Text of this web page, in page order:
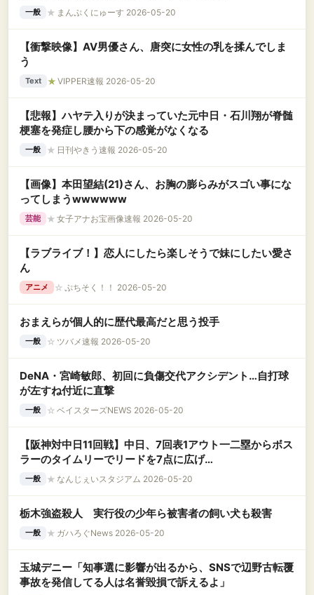
一般 ★ まんぷくにゅーす 2026-05-20
【衝撃映像】AV男優さん、唐突に女性の乳を揉んでしま
う
Text ★ VIPPER速報 2026-05-20
【悲報】ハヤテ入りが決まっていた元中日・石川翔が脊髄
梗塞を発症し腰から下の感覚がなくなる
一般 ★ 日刊やきう速報 2026-05-20
【画像】本田望結(21)さん、お胸の膨らみがスゴい事にな
ってしまうwwwwww
芸能 ★ 女子アナお宝画像速報 2026-05-20
【ラブライブ！】恋人にしたら楽しそうで妹にしたい愛さ
ん
アニメ ☆ ぷちそく！！ 2026-05-20
おまえらが個人的に歴代最高だと思う投手
一般 ☆ ツバメ速報 2026-05-20
DeNA・宮崎敏郎、初回に負傷交代アクシデント…自打球
が左すね付近に直撃
一般 ☆ ベイスターズNEWS 2026-05-20
【阪神対中日11回戦】中日、7回表1アウト一二塁からボス
ラーのタイムリーでリードを7点に広げ
る！！！！！！！！！！
一般 ★ なんじぇいスタジアム 2026-05-20
栃木強盗殺人 実行役の少年ら被害者の飼い犬も殺害
一般 ★ ガハろぐNews 2026-05-20
玉城デニー「知事選に影響が出るから、SNSで辺野古転覆
事故を発信してる人は名誉毀損で訴えるよ」